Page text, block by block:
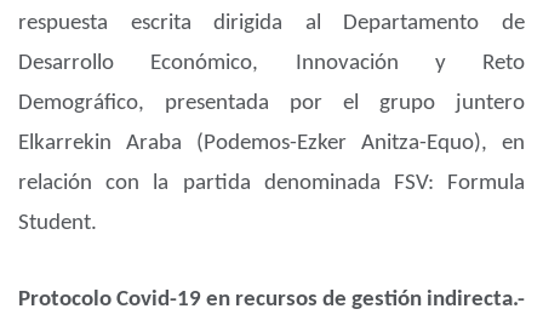
respuesta escrita dirigida al Departamento de
Desarrollo Económico, Innovación y Reto
Demográfico, presentada por el grupo juntero
Elkarrekin Araba (Podemos-Ezker Anitza-Equo), en
relación con la partida denominada FSV: Formula
Student.
Protocolo Covid-19 en recursos de gestión indirecta.-